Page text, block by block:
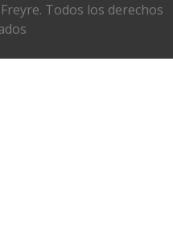
Todos los derechos